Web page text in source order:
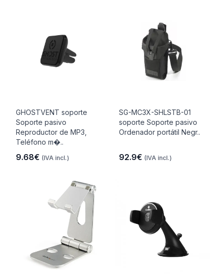
GHOSTVENT soporte
Soporte pasivo
Reproductor de MP3,
Teléfono m�..
9.68€ (IVA incl.)
SG-MC3X-SHLSTB-01
soporte Soporte pasivo
Ordenador portátil Negr..
92.9€ (IVA incl.)